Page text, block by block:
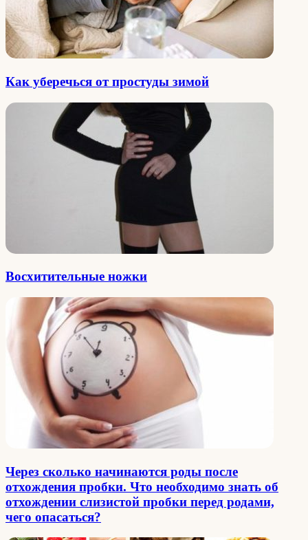
Как уберечься от простуды зимой
Восхитительные ножки
Через сколько начинаются роды после
отхождения пробки. Что необходимо знать об
отхождении слизистой пробки перед родами,
чего опасаться?